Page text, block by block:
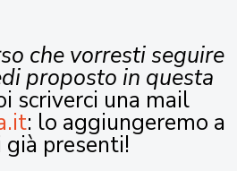
che vorresti seguire
proposto in questa
scriverci una mail
: lo aggiungeremo a
presenti!